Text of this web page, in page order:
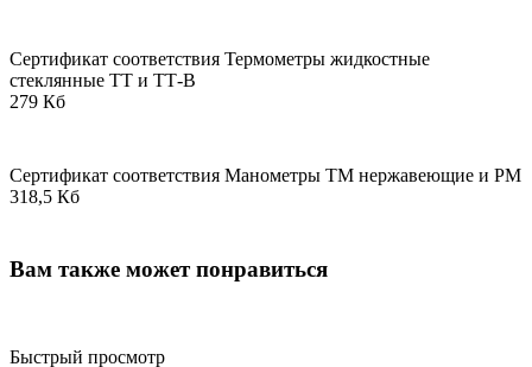
Сертификат соответствия Термометры жидкостные
стеклянные ТТ и ТТ-В
279 Кб
Сертификат соответствия Манометры ТМ нержавеющие и РМ
318,5 Кб
Вам также может понравиться
Быстрый просмотр